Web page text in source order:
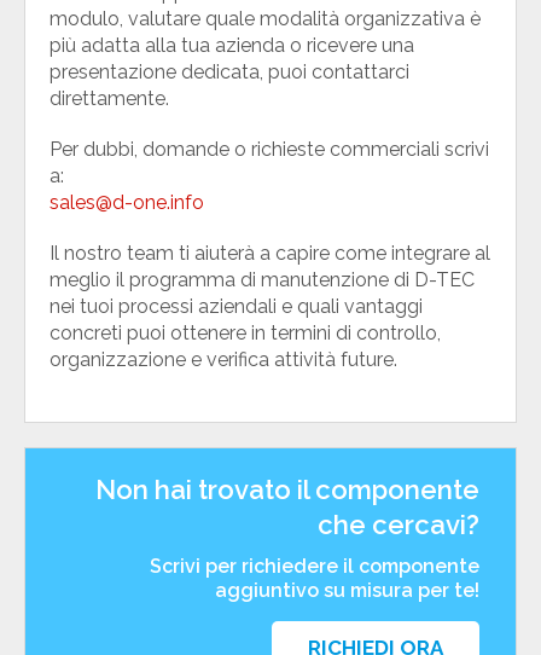
modulo, valutare quale modalità organizzativa è
più adatta alla tua azienda o ricevere una
presentazione dedicata, puoi contattarci
direttamente.
Per dubbi, domande o richieste commerciali scrivi
a:
sales@d-one.info
Il nostro team ti aiuterà a capire come integrare al
meglio il programma di manutenzione di D-TEC
nei tuoi processi aziendali e quali vantaggi
concreti puoi ottenere in termini di controllo,
organizzazione e verifica attività future.
Non hai trovato il componente
che cercavi?
Scrivi per richiedere il componente
aggiuntivo su misura per te!
RICHIEDI ORA